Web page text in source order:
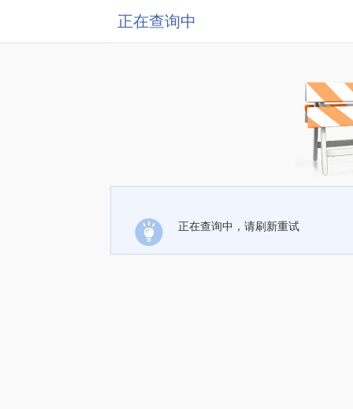
正在查询中
正在查询中，请刷新重试